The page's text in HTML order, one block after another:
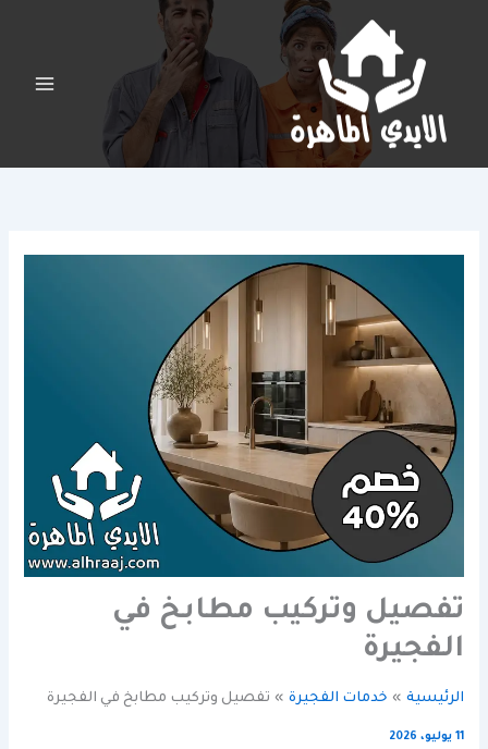
تفصيل وتركيب مطابخ في
الفجيرة
الرئيسية خدمات الفجيرة تفصيل وتركيب مطابخ في الفجيرة
11 يوليو، 2026